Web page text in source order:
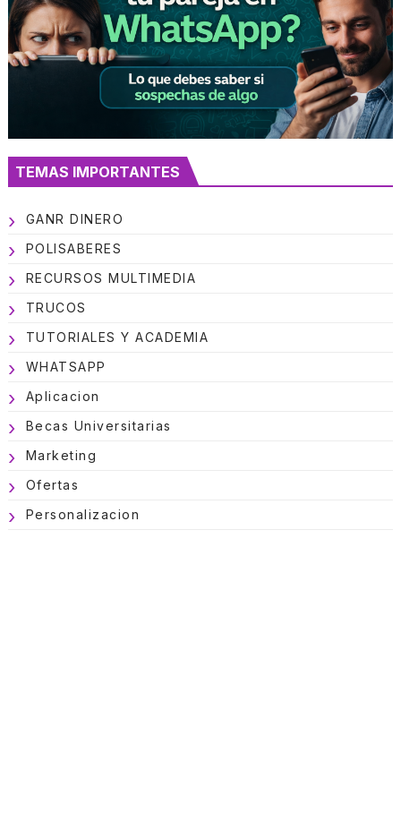
TEMAS IMPORTANTES
GANR DINERO
POLISABERES
RECURSOS MULTIMEDIA
TRUCOS
TUTORIALES Y ACADEMIA
WHATSAPP
Aplicacion
Becas Universitarias
Marketing
Ofertas
Personalizacion